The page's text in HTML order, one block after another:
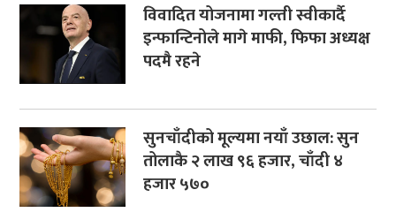
विवादित योजनामा गल्ती स्वीकार्दै
इन्फान्टिनोले मागे माफी, फिफा अध्यक्ष
पदमै रहने
सुनचाँदीको मूल्यमा नयाँ उछाल: सुन
तोलाकै २ लाख ९६ हजार, चाँदी ४
हजार ५७०